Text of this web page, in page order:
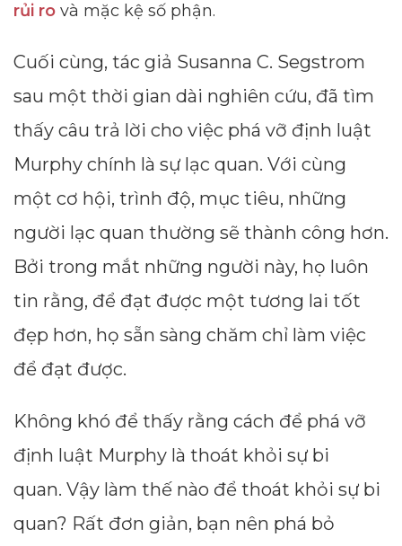
rủi ro và mặc kệ số phận.
Cuối cùng, tác giả Susanna C. Segstrom
sau một thời gian dài nghiên cứu, đã tìm
thấy câu trả lời cho việc phá vỡ định luật
Murphy chính là sự lạc quan. Với cùng
một cơ hội, trình độ, mục tiêu, những
người lạc quan thường sẽ thành công hơn.
Bởi trong mắt những người này, họ luôn
tin rằng, để đạt được một tương lai tốt
đẹp hơn, họ sẵn sàng chăm chỉ làm việc
để đạt được.
Không khó để thấy rằng cách để phá vỡ
định luật Murphy là thoát khỏi sự bi
quan. Vậy làm thế nào để thoát khỏi sự bi
quan? Rất đơn giản, bạn nên phá bỏ